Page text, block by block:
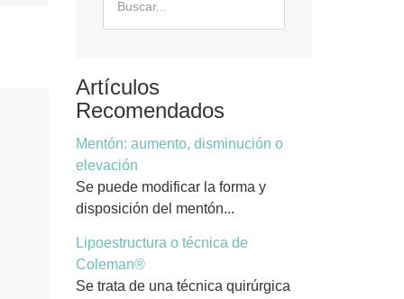
Artículos
Recomendados
Mentón: aumento, disminución o
elevación
Se puede modificar la forma y
disposición del mentón...
Lipoestructura o técnica de
Coleman®
Se trata de una técnica quirúrgica